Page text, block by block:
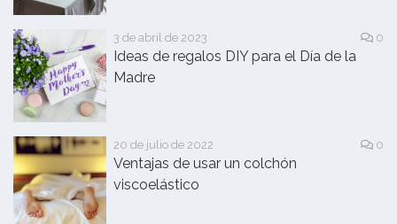
3 de abril de 2023 0
Ideas de regalos DIY para el Día de la
Madre
20 de julio de 2022 0
Ventajas de usar un colchón
viscoelástico